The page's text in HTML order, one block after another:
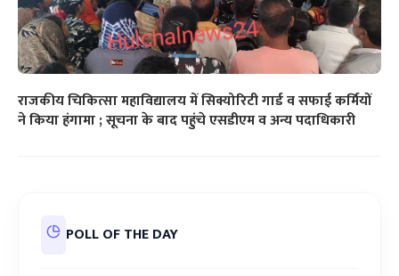
राजकीय चिकित्सा महाविद्यालय में सिक्योरिटी गार्ड व सफाई कर्मियों
ने किया हंगामा ; सूचना के बाद पहुंचे एसडीएम व अन्य पदाधिकारी
POLL OF THE DAY